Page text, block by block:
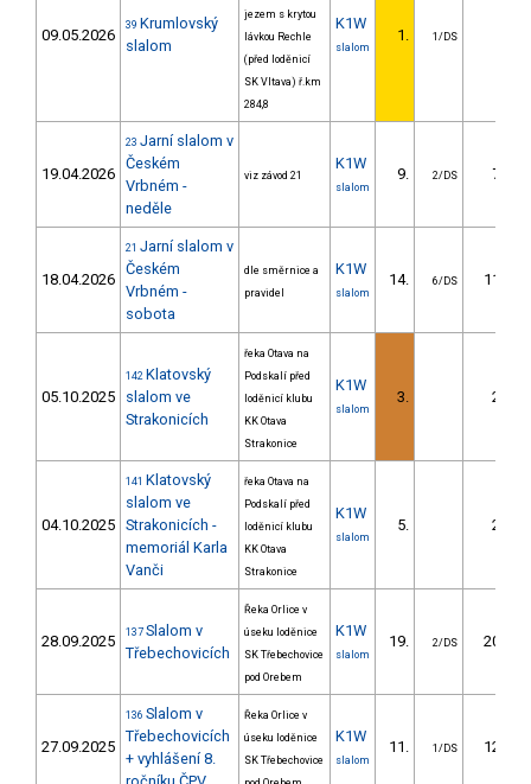
09.05.2026
39 Krumlovský
slalom
jezem s krytou
lávkou Rechle
(před loděnicí
SK Vltava) ř.km
284,8
K1W
slalom
1. 1/DS
19.04.2026
23 Jarní slalom v
Českém
Vrbném -
neděle
viz závod 21
K1W
slalom
9. 2/DS 7.78
18.04.2026
21 Jarní slalom v
Českém
Vrbném -
sobota
dle směrnice a
pravidel
K1W
slalom
14. 6/DS 11.96
05.10.2025
142 Klatovský
slalom ve
Strakonicích
řeka Otava na
Podskalí před
loděnicí klubu
KK Otava
Strakonice
K1W
slalom
3. 2.18
04.10.2025
141 Klatovský
slalom ve
Strakonicích -
memoriál Karla
Vanči
řeka Otava na
Podskalí před
loděnicí klubu
KK Otava
Strakonice
K1W
slalom
5. 2.56
28.09.2025 137 Slalom v
Třebechovicích
Řeka Orlice v
úseku loděnice
SK Třebechovice
pod Orebem
K1W
slalom
19. 2/DS 20.60
27.09.2025
136 Slalom v
Třebechovicích
+ vyhlášení 8.
Řeka Orlice v
úseku loděnice
SK Třebechovice
K1W
slalom
11. 1/DS 12.20